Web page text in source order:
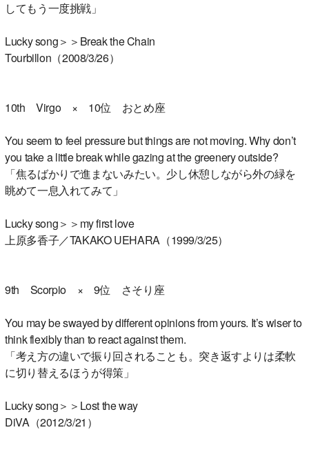
してもう一度挑戦」
Lucky song＞＞Break the Chain
Tourbillon（2008/3/26）
10th Virgo × 10位 おとめ座
You seem to feel pressure but things are not moving. Why don’t
you take a little break while gazing at the greenery outside?
「焦るばかりで進まないみたい。少し休憩しながら外の緑を
眺めて一息入れてみて」
Lucky song＞＞my first love
上原多香子／TAKAKO UEHARA（1999/3/25）
9th Scorpio × 9位 さそり座
You may be swayed by different opinions from yours. It’s wiser to
think flexibly than to react against them.
「考え方の違いで振り回されることも。突き返すよりは柔軟
に切り替えるほうが得策」
Lucky song＞＞Lost the way
DiVA（2012/3/21）